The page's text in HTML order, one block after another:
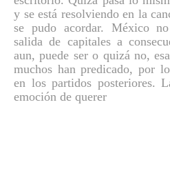
y se está resolviendo en la
se pudo acordar. México
salida de capitales a
aun, puede ser o quizá no,
muchos han predicado, por
en los partidos posteriores.
emoción de querer